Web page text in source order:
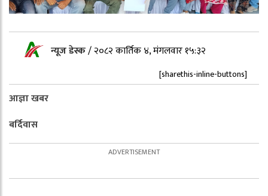
न्यूज डेस्क/२०८२ कार्तिक ४, मंगलवार १५:३२
[sharethis-inline-buttons]
आज्ञा खबर
बर्दिवास